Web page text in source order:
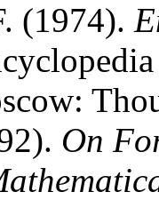
(1974).
On